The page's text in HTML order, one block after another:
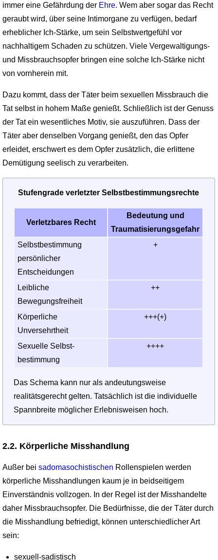
immer eine Gefährdung der Ehre. Wem aber sogar das Recht
geraubt wird, über seine Intimorgane zu verfügen, bedarf
erheblicher Ich-Stärke, um sein Selbstwertgefühl vor
nachhaltigem Schaden zu schützen. Viele Vergewaltigungs-
und Missbrauchsopfer bringen eine solche Ich-Stärke nicht
von vornherein mit.
Dazu kommt, dass der Täter beim sexuellen Missbrauch die
Tat selbst in hohem Maße genießt. Schließlich ist der Genuss
der Tat ein wesentliches Motiv, sie auszuführen. Dass der
Täter aber denselben Vorgang genießt, den das Opfer
erleidet, erschwert es dem Opfer zusätzlich, die erlittene
Demütigung seelisch zu verarbeiten.
Stufengrade verletzter Selbstbestimmungsrechte
Verletzbares Recht
Bedeutung und
Traumatisierungsgefahr
Selbst­bestimmung
persönlicher
Entscheidungen
+
Leibliche
Bewegungsfreiheit
++
Körperliche
Unversehrtheit
+++(+)
Sexuelle Selbst­
bestimmung
++++
Das Schema kann nur als andeutungsweise
realitätsgerecht gelten. Tatsächlich ist die individuelle
Spannbreite möglicher Erlebnisweisen hoch.
2.2. Körperliche Misshandlung
Außer bei sadomasochistischen Rollenspielen werden
körperliche Misshandlungen kaum je in beidseitigem
Einverständnis vollzogen. In der Regel ist der Misshandelte
daher Missbrauchsopfer. Die Bedürfnisse, die der Täter durch
die Misshandlung befriedigt, können unterschiedlicher Art
sein:
sexuell-sadistisch